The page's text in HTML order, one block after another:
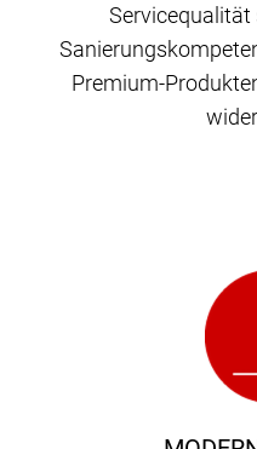
Premium-